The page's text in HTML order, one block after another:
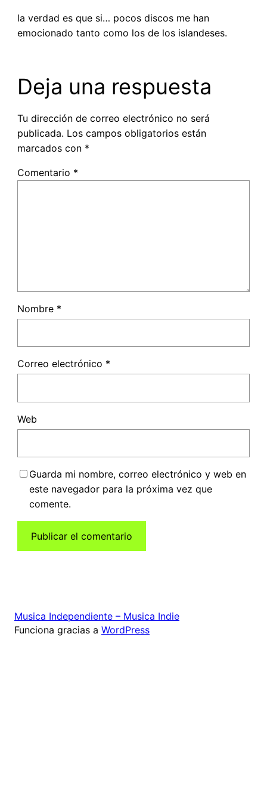
la verdad es que si… pocos discos me han
emocionado tanto como los de los islandeses.
Deja una respuesta
Tu dirección de correo electrónico no será
publicada. Los campos obligatorios están
marcados con *
Comentario *
Nombre *
Correo electrónico *
Web
Guarda mi nombre, correo electrónico y web en
este navegador para la próxima vez que
comente.
Musica Independiente – Musica Indie
Funciona gracias a WordPress